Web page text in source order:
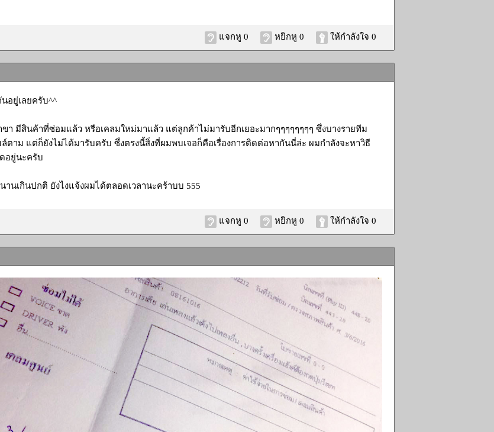
ให้กำลังใจ 0
หยิกหู 0
แจกหู 0
อยู่เลยครับ^^
า มีสินค้าที่ซ่อมแล้ว หรือเคลมใหม่มาแล้ว แต่ลูกค้าไม่มารับอีกเยอะมากๆๆๆๆๆๆๆๆ ซึ่งบางรายทีม
ล์ตาม แต่ก็ยังไม่ได้มารับครับ ซึ่งตรงนี้สิ่งที่ผมพบเจอก็คือเรื่องการติดต่อหากันนี่ล่ะ ผมกำลังจะหาวิธี
อยู่นะครับ
านเกินปกติ ยังไงแจ้งผมได้ตลอดเวลานะคร้าบบ 555
ให้กำลังใจ 0
หยิกหู 0
แจกหู 0